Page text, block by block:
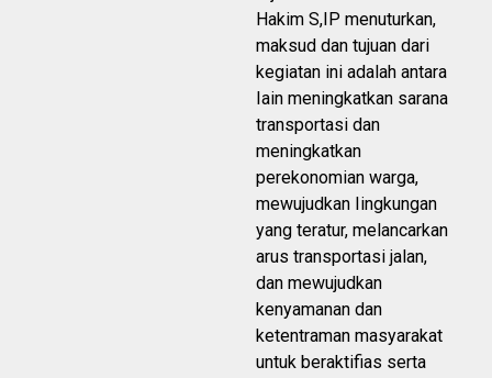
Hakim S,IP menuturkan,
maksud dan tujuan dari
kegiatan ini adalah antara
Iain meningkatkan sarana
transportasi dan
meningkatkan
perekonomian warga,
mewujudkan Iingkungan
yang teratur, melancarkan
arus transportasi jalan,
dan mewujudkan
kenyamanan dan
ketentraman masyarakat
untuk beraktifias serta